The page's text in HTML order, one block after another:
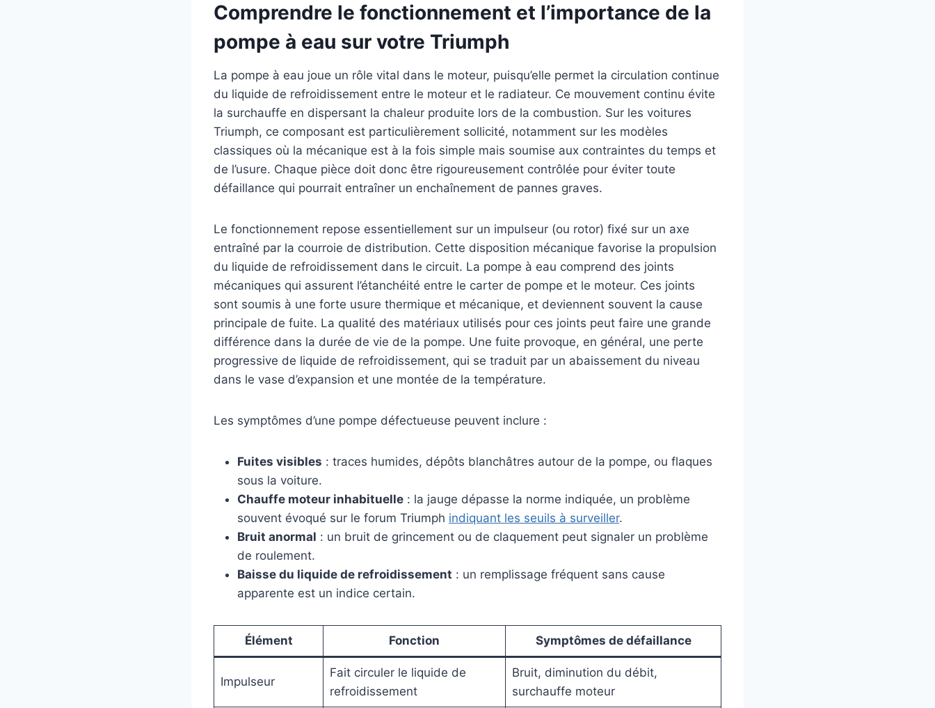
Comprendre le fonctionnement et l’importance de la
pompe à eau sur votre Triumph
La pompe à eau joue un rôle vital dans le moteur, puisqu’elle permet la circulation continue
du liquide de refroidissement entre le moteur et le radiateur. Ce mouvement continu évite
la surchauffe en dispersant la chaleur produite lors de la combustion. Sur les voitures
Triumph, ce composant est particulièrement sollicité, notamment sur les modèles
classiques où la mécanique est à la fois simple mais soumise aux contraintes du temps et
de l’usure. Chaque pièce doit donc être rigoureusement contrôlée pour éviter toute
défaillance qui pourrait entraîner un enchaînement de pannes graves.
Le fonctionnement repose essentiellement sur un impulseur (ou rotor) fixé sur un axe
entraîné par la courroie de distribution. Cette disposition mécanique favorise la propulsion
du liquide de refroidissement dans le circuit. La pompe à eau comprend des joints
mécaniques qui assurent l’étanchéité entre le carter de pompe et le moteur. Ces joints
sont soumis à une forte usure thermique et mécanique, et deviennent souvent la cause
principale de fuite. La qualité des matériaux utilisés pour ces joints peut faire une grande
différence dans la durée de vie de la pompe. Une fuite provoque, en général, une perte
progressive de liquide de refroidissement, qui se traduit par un abaissement du niveau
dans le vase d’expansion et une montée de la température.
Les symptômes d’une pompe défectueuse peuvent inclure :
Fuites visibles : traces humides, dépôts blanchâtres autour de la pompe, ou flaques
sous la voiture.
Chauffe moteur inhabituelle : la jauge dépasse la norme indiquée, un problème
souvent évoqué sur le forum Triumph indiquant les seuils à surveiller.
Bruit anormal : un bruit de grincement ou de claquement peut signaler un problème
de roulement.
Baisse du liquide de refroidissement : un remplissage fréquent sans cause
apparente est un indice certain.
Élément Fonction Symptômes de défaillance
Impulseur
Fait circuler le liquide de
refroidissement
Bruit, diminution du débit,
surchauffe moteur